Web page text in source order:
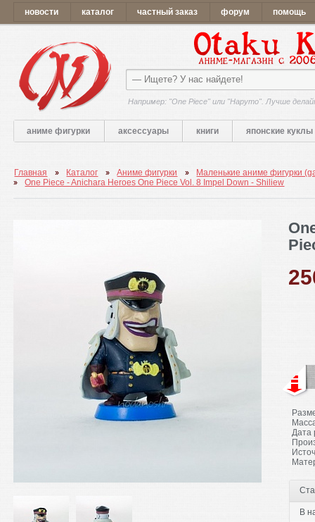
новости каталог частный заказ форум помощь
Например: "One Piece" или "Наруто". Лучше
аниме фигурки аксессуары книги японские куклы
Главная Каталог Аниме фигурки
Маленькие аниме фигурки
One Piece - Anichara Heroes One Piece Vol. 8 Impel Down - Shiliew
Дата
В